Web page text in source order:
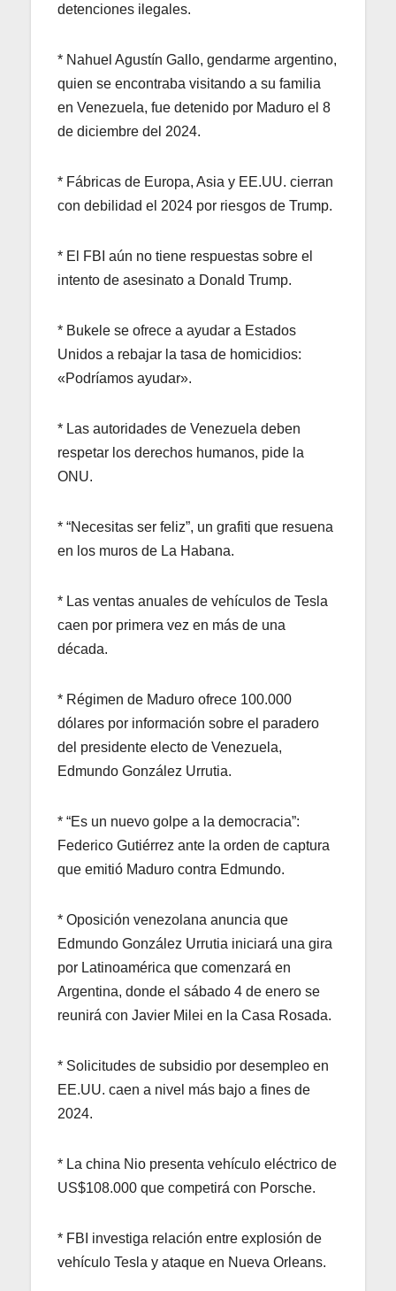
detenciones ilegales.
* Nahuel Agustín Gallo, gendarme argentino,
quien se encontraba visitando a su familia
en Venezuela, fue detenido por Maduro el 8
de diciembre del 2024.
* Fábricas de Europa, Asia y EE.UU. cierran
con debilidad el 2024 por riesgos de Trump.
* El FBI aún no tiene respuestas sobre el
intento de asesinato a Donald Trump.
* Bukele se ofrece a ayudar a Estados
Unidos a rebajar la tasa de homicidios:
«Podríamos ayudar».
* Las autoridades de Venezuela deben
respetar los derechos humanos, pide la
ONU.
* “Necesitas ser feliz”, un grafiti que resuena
en los muros de La Habana.
* Las ventas anuales de vehículos de Tesla
caen por primera vez en más de una
década.
* Régimen de Maduro ofrece 100.000
dólares por información sobre el paradero
del presidente electo de Venezuela,
Edmundo González Urrutia.
* “Es un nuevo golpe a la democracia”:
Federico Gutiérrez ante la orden de captura
que emitió Maduro contra Edmundo.
* Oposición venezolana anuncia que
Edmundo González Urrutia iniciará una gira
por Latinoamérica que comenzará en
Argentina, donde el sábado 4 de enero se
reunirá con Javier Milei en la Casa Rosada.
* Solicitudes de subsidio por desempleo en
EE.UU. caen a nivel más bajo a fines de
2024.
* La china Nio presenta vehículo eléctrico de
US$108.000 que competirá con Porsche.
* FBI investiga relación entre explosión de
vehículo Tesla y ataque en Nueva Orleans.